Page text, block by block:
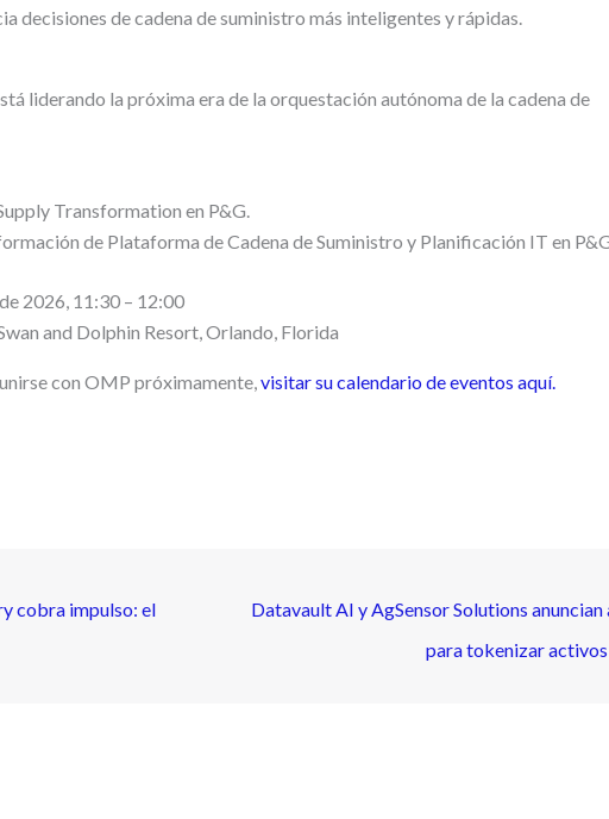
decisiones de cadena de suministro más inteligentes y rápidas.
liderando la próxima era de la orquestación autónoma de la cadena de
Transformation en P&G.
de Plataforma de Cadena de Suministro y Planificación IT en
2026, 11:30 – 12:00
and Dolphin Resort, Orlando, Florida
con OMP próximamente, visitar su calendario de eventos aquí.
cobra impulso: el
Datavault AI y AgSensor Solutions
para tokenizar